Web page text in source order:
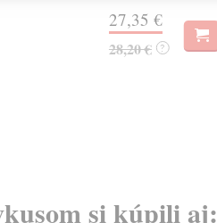
27,35 €
28,20 € ?
si kúpili aj: